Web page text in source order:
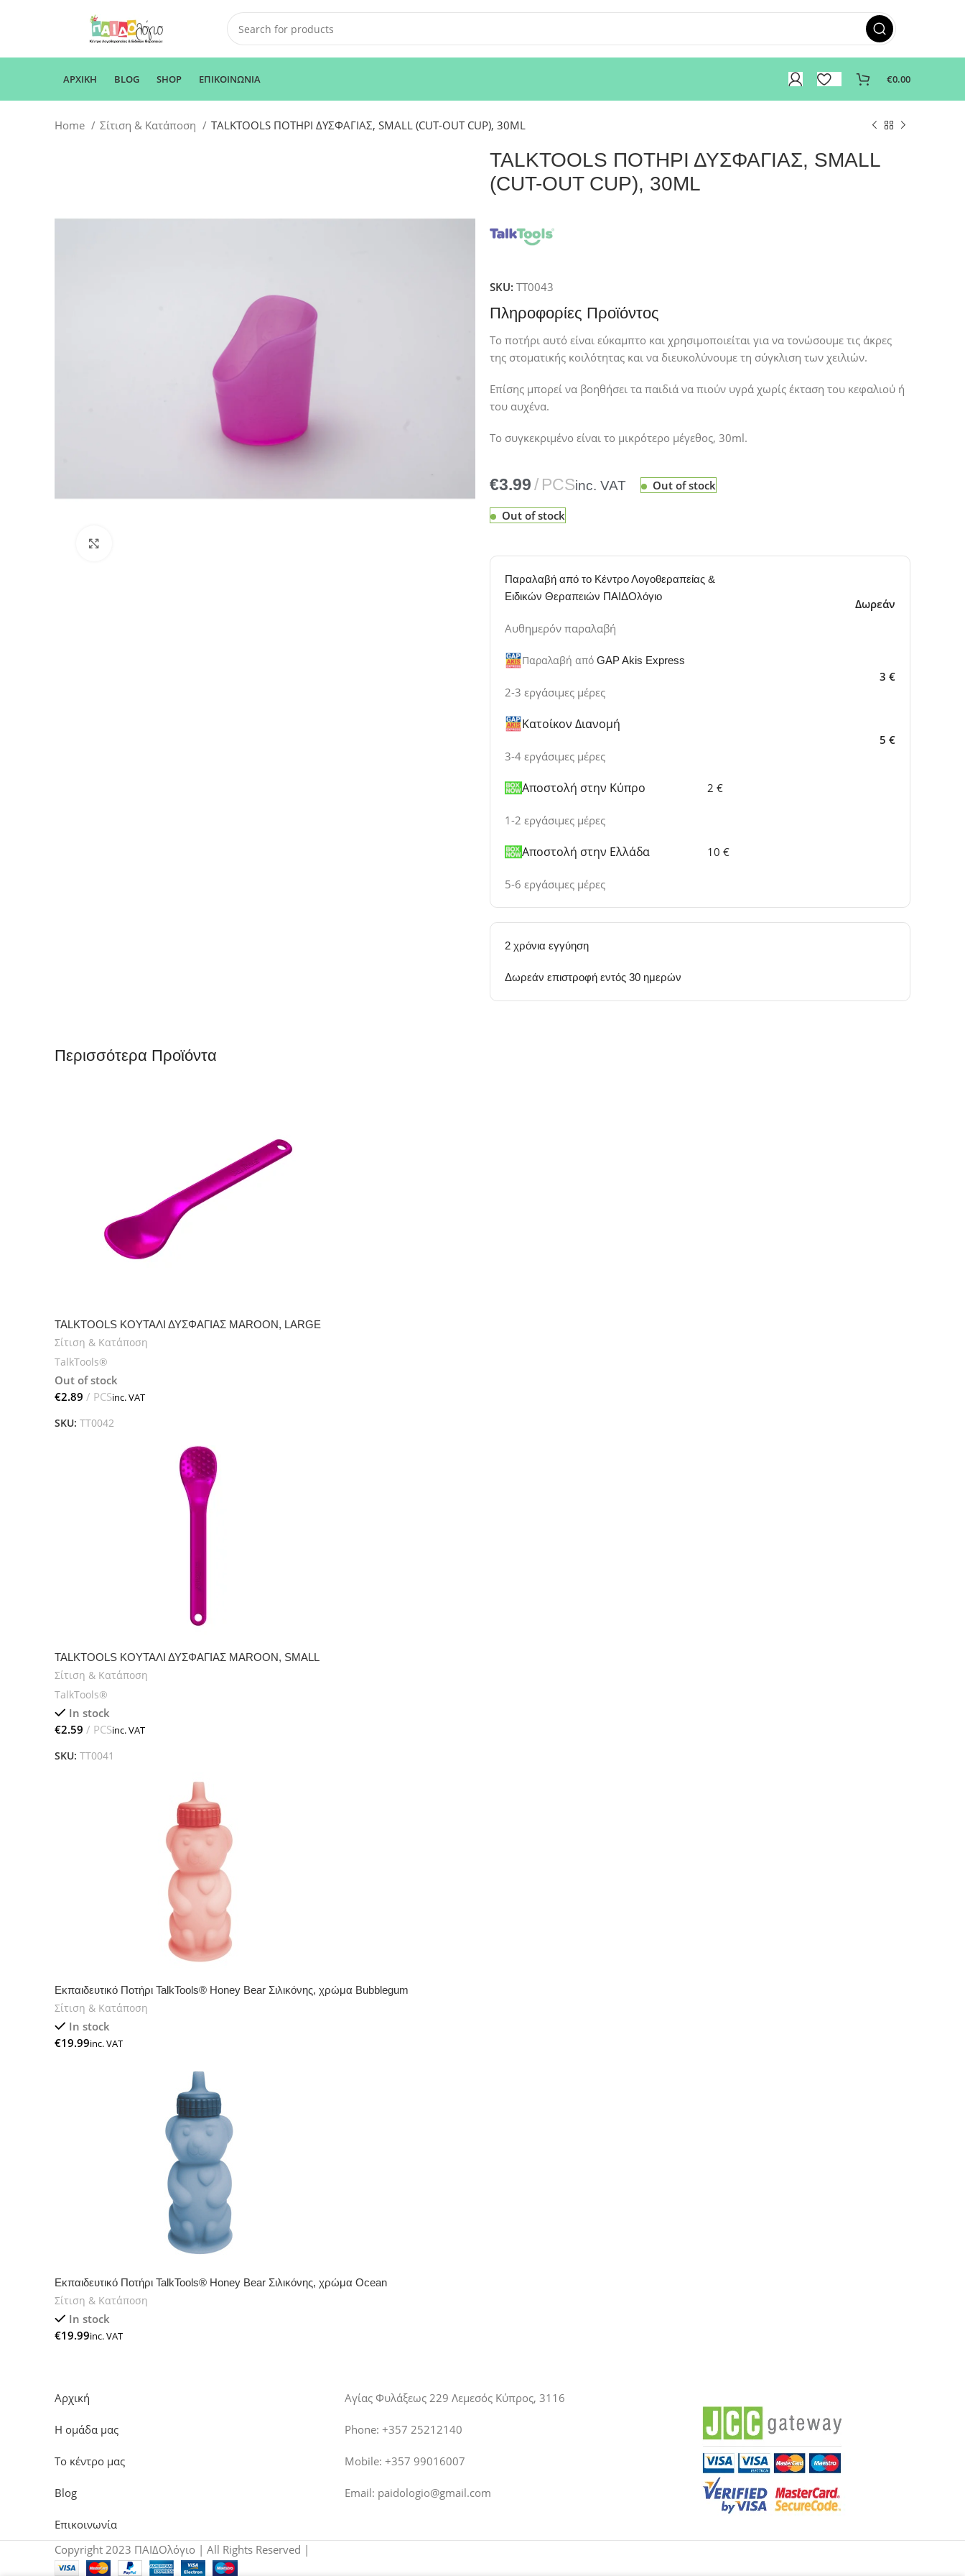
ΑΡΧΙΚΗ BLOG SHOP ΕΠΙΚΟΙΝΩΝΙΑ €0.00
Home Σίτιση & Κατάποση TALKTOOLS ΠΟΤΗΡΙ ΔΥΣΦΑΓΙΑΣ, SMALL (CUT-OUT CUP), 30ML
TALKTOOLS ΠΟΤΗΡΙ ΔΥΣΦΑΓΙΑΣ, SMALL
(CUT-OUT CUP), 30ML
SKU: TT0043
Πληροφορίες Προϊόντος
Το ποτήρι αυτό είναι εύκαμπτο και χρησιμοποιείται για να τονώσουμε τις άκρες
της στοματικής κοιλότητας και να διευκολύνουμε τη σύγκλιση των χειλιών.
Επίσης μπορεί να βοηθήσει τα παιδιά να πιούν υγρά χωρίς έκταση του κεφαλιού ή
του αυχένα.
Το συγκεκριμένο είναι το μικρότερο μέγεθος, 30ml.
€ Out of stock
Out of stock
Παραλαβή από το Κέντρο Λογοθεραπείας &
Ειδικών Θεραπειών ΠΑΙΔΟλόγιο
Αυθημερόν παραλαβή
Δωρεάν
Παραλαβή από GAP Akis Express
2-3 εργάσιμες μέρες
3 €
Κατοίκον Διανομή
3-4 εργάσιμες μέρες
5 €
Αποστολή στην Κύπρο
1-2 εργάσιμες μέρες
2 €
Αποστολή στην Ελλάδα
5-6 εργάσιμες μέρες
10 €
2 χρόνια εγγύηση
Δωρεάν επιστροφή εντός 30 ημερών
Περισσότερα Προϊόντα
TALKTOOLS ΚΟΥΤΑΛΙ ΔΥΣΦΑΓΙΑΣ MAROON, LARGE
Σίτιση & Κατάποση
TalkTools®
Out of stock
€
SKU: TT0042
TALKTOOLS ΚΟΥΤΑΛΙ ΔΥΣΦΑΓΙΑΣ MAROON, SMALL
Σίτιση & Κατάποση
TalkTools®
In stock
€
SKU: TT0041
Εκπαιδευτικό Ποτήρι TalkTools® Honey Bear Σιλικόνης, χρώμα Bubblegum
Σίτιση & Κατάποση
In stock
€
Εκπαιδευτικό Ποτήρι TalkTools® Honey Bear Σιλικόνης, χρώμα Οcean
Σίτιση & Κατάποση
In stock
€
Αρχική
Η ομάδα μας
Το κέντρο μας
Blog
Επικοινωνία
Αγίας Φυλάξεως 229 Λεμεσός Κύπρος, 3116
Phone: +357 25212140
Mobile: +357 99016007
Email: paidologio@gmail.com
Copyright 2023 ΠΑΙΔΟλόγιο | All Rights Reserved |